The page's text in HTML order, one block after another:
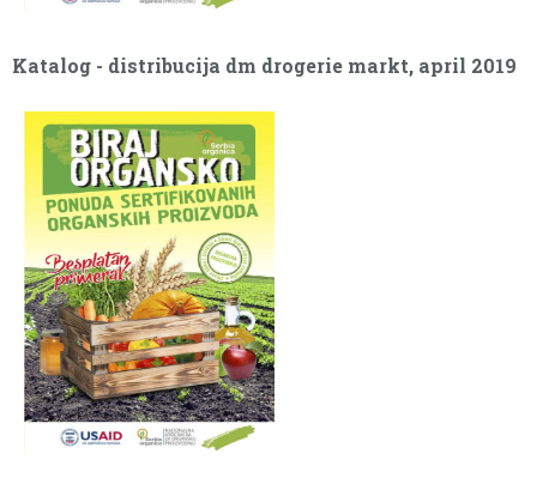
Katalog - distribucija dm drogerie markt, april 2019